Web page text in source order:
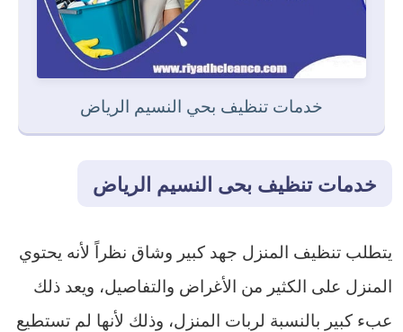
خدمات تنظيف بحي النسيم الرياض
خدمات تنظيف بحى النسيم الرياض
يتطلب تنظيف المنزل جهد كبير وشاق نظراً لأنه يحتوي
المنزل على الكثير من الأغراض والتفاصيل، ويعد ذلك
عبء كبير بالنسبة لربات المنزل، وذلك لأنها لم تستطيع